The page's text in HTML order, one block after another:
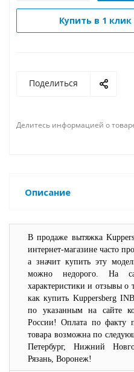
Купить в 1 клик
Поделиться
Делитесь информацией о
Описание
В продаже вытяжка
интернет-магазине часто
а значит купить эту
можно недорого. На
характеристики и отзывы о
как купить Kuppersberg
по указанным на сайте
России! Оплата по факту
товара возможна по
Петербург, Нижний
Рязань, Воронеж!